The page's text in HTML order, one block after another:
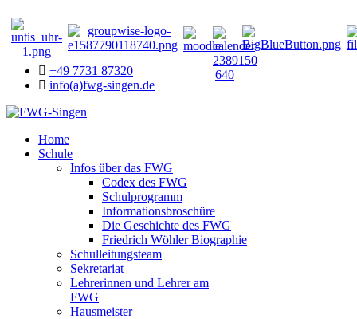
+49 7731 87320
info(a)fwg-singen.de
Home
Schule
Infos über das FWG
Codex des FWG
Schulprogramm
Informationsbroschüre
Die Geschichte des FWG
Friedrich Wöhler Biographie
Schulleitungsteam
Sekretariat
Lehrerinnen und Lehrer am
FWG
Hausmeister